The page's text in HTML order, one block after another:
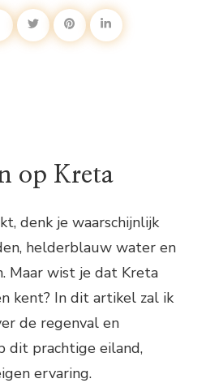
op Kreta
denk je waarschijnlijk
helderblauw water en
Maar wist je dat Kreta
kent? In dit artikel zal ik
de regenval en
dit prachtige eiland,
ervaring.